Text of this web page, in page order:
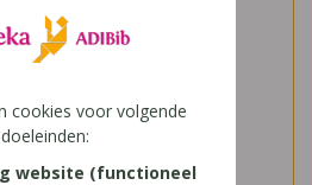
cookies voor volgende
doeleinden:
website (functioneel